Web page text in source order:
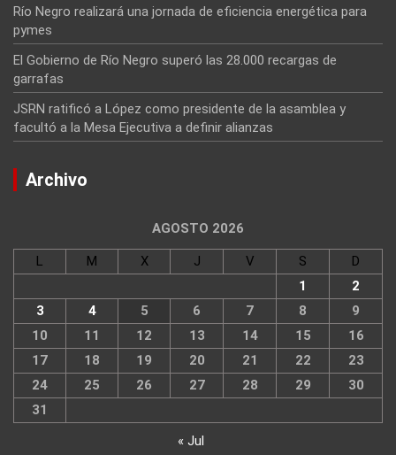
Río Negro realizará una jornada de eficiencia energética para
pymes
El Gobierno de Río Negro superó las 28.000 recargas de
garrafas
JSRN ratificó a López como presidente de la asamblea y
facultó a la Mesa Ejecutiva a definir alianzas
Archivo
AGOSTO 2026
L M X J V S
D
1
2
3
4 5 6 7 8
9
10
11 12 13 14 15
16
17
18 19 20 21 22
23
24
25 26 27 28 29
30
31
« Jul